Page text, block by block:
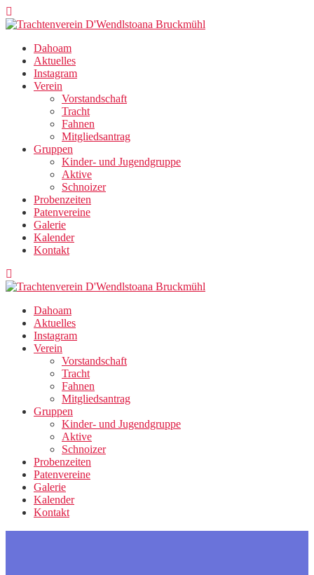
Zum
Inhalt
Dahoam
Aktuelles
Instagram
Verein
Vorstandschaft
Tracht
Fahnen
Mitgliedsantrag
Gruppen
Kinder- und Jugendgruppe
Aktive
Schnoizer
Probenzeiten
Patenvereine
Galerie
Kalender
Kontakt
Dahoam
Aktuelles
Instagram
Verein
Vorstandschaft
Tracht
Fahnen
Mitgliedsantrag
Gruppen
Kinder- und Jugendgruppe
Aktive
Schnoizer
Probenzeiten
Patenvereine
Galerie
Kalender
Kontakt